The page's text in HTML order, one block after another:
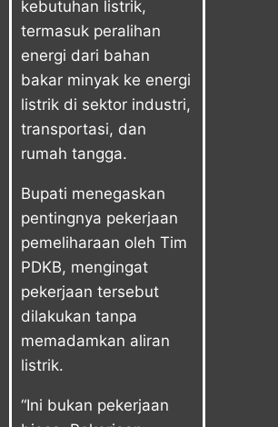
kebutuhan listrik,
termasuk peralihan
energi dari bahan
bakar minyak ke energi
listrik di sektor industri,
transportasi, dan
rumah tangga.
Bupati menegaskan
pentingnya pekerjaan
pemeliharaan oleh Tim
PDKB, mengingat
pekerjaan tersebut
dilakukan tanpa
memadamkan aliran
listrik.
“Ini bukan pekerjaan